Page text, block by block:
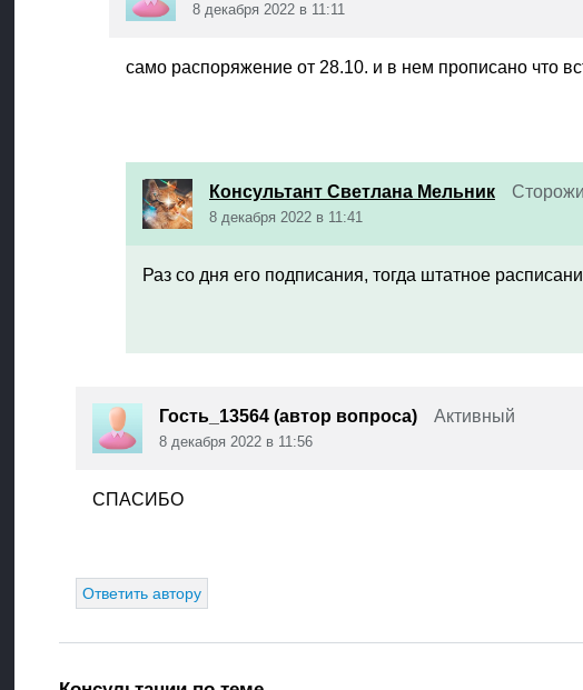
8 декабря 2022 в 11:11
само распоряжение от 28.10. и в нем прописано что
Консультант Светлана Мельник
8 декабря 2022 в 11:41
Раз со дня его подписания, тогда штатное
Гость_13564 (автор вопроса) Активный
8 декабря 2022 в 11:56
СПАСИБО
Ответить автору